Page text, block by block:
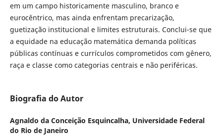
em um campo historicamente masculino, branco e
eurocêntrico, mas ainda enfrentam precarização,
guetização institucional e limites estruturais. Conclui-se que
a equidade na educação matemática demanda políticas
públicas contínuas e currículos comprometidos com gênero,
raça e classe como categorias centrais e não periféricas.
Biografia do Autor
Agnaldo da Conceição Esquincalha, Universidade Federal
do Rio de Janeiro